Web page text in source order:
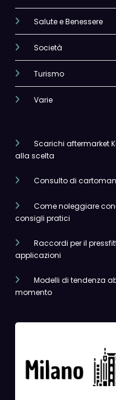
Salute e Benessere
Società
Turismo
Varie
Scarichi aftermarket
alla scelta
Consulto di
Come noleggiare
consigli pratici
Raccordi per il
applicazioni
Modelli di tendenza
momento